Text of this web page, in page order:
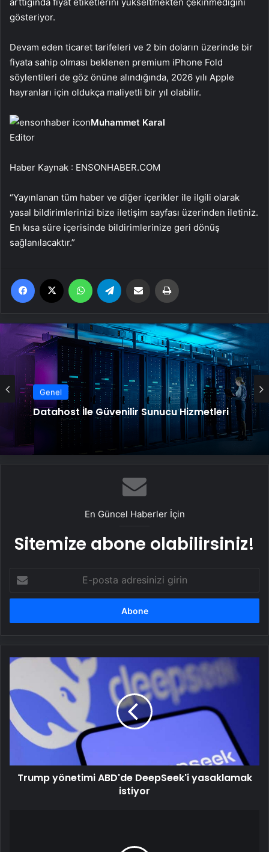
gösteriyor.
Devam eden ticaret tarifeleri ve 2 bin doların üzerinde bir
fiyata sahip olması beklenen premium iPhone Fold
söylentileri de göz önüne alındığında, 2026 yılı Apple
hayranları için oldukça maliyetli bir yıl olabilir.
Muhammet Karal
Editor
Haber Kaynak : ENSONHABER.COM
“Yayınlanan tüm haber ve diğer içerikler ile ilgili olarak
yasal bildirimlerinizi bize iletişim sayfası üzerinden iletiniz.
En kısa süre içerisinde bildirimlerinize geri dönüş
sağlanılacaktır.”
Facebook WhatsApp Email'den paylaş
Genel
Datahost İle Güvenilir Sunucu Hizmetleri
En Güncel Haberler İçin
Sitemize abone olabilirsiniz!
posta
adresinizi
Trump
ABD'de
DeepSeek'i
yasaklamak
istiyor
Trump yönetimi ABD'de DeepSeek'i yasaklamak
istiyor